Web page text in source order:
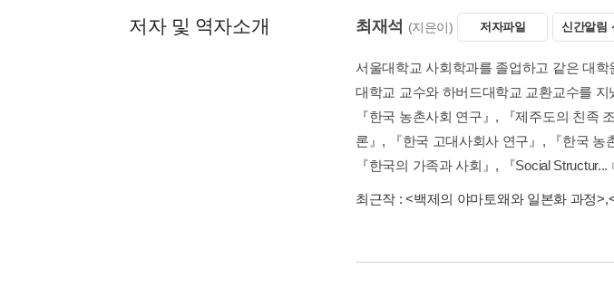
저자 및 역자소개 최재석 (지은이) 저자파일 신간알림
서울대학교 사회학과를 졸업하고 같은 대
대학교 교수와 하버드대학교 교환교수를
『한국 농촌사회 연구』, 『제주도의 친족
론』, 『한국 고대사회사 연구』, 『한국
『한국의 가족과 사회』, 『Social Structur...
최근작 :<백제의 야마토왜와 일본화 과정>,